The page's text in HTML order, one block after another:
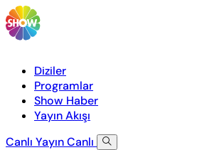
Diziler
Programlar
Show Haber
Yayın Akışı
Canlı YayınCanlı